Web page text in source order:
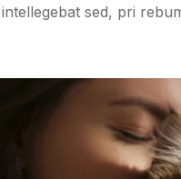
sed, pri